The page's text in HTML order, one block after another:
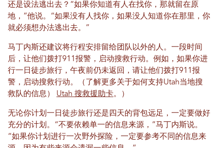
还是设法逃出去？“如果你知道有人在找你，那就留在原
地，”他说。“如果没有人找你，如果没人知道你在那里，你
就必须想办法逃出去。”
马丁内斯还建议将行程安排留给团队以外的人。一段时间
后，让他们拨打911报警，启动搜救行动。例如，如果你进
行一日徒步旅行，午夜前仍未返回，请让他们拨打911报
警，启动搜救行动。（了解更多关于如何支持Utah当地搜
救队的信息） Utah 搜救援助卡。）
无论你计划一日徒步旅行还是四天的背包远足，一定要做好
充分的计划。“不要依赖单一的信息来源，”马丁内斯说。
“如果你计划进行一次野外探险，一定要参考不同的信息来